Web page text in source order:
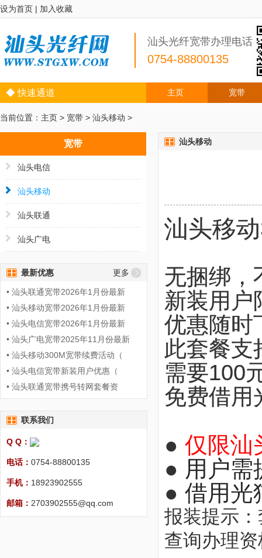
设为首页 | 加入收藏
汕头光纤宽带办理电话
0754-88800135
◆ 快速通道 主页 宽带
当前位置： 主页 > 宽带 > 汕头移动 >
宽带
汕头电信
汕头移动
汕头联通
汕头广电
最新优惠 更多
• 汕头联通宽带2026年1月份最新
• 汕头移动宽带2026年1月份最新
• 汕头电信宽带2026年1月份最新
• 汕头广电宽带2025年11月份最新
• 汕头移动300M宽带续费活动（
• 汕头电信宽带新装用户优惠（
• 汕头联通宽带携号转网套餐资
联系我们
Q Q：
电话： 0754-88800135
手机： 18923902555
邮箱： 2703902555@qq.com
汕头移动
汕头移动
无捆绑，
新装用户
优惠随时
此套餐支
需要100
免费借用
● 仅限汕
● 用户需
● 借用光
报装提示
查询办理